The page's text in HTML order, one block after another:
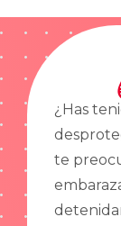
¿Has
te